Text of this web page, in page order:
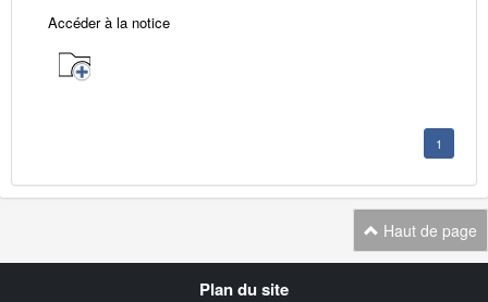
Accéder à la notice
1
Haut de page
Plan du site